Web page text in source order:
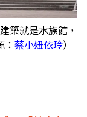
築就是水族館，
蔡小妞依玲）